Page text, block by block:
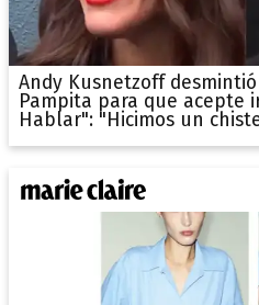
Andy Kusnetzoff
Pampita para que acepte
Hablar": "Hicimos un